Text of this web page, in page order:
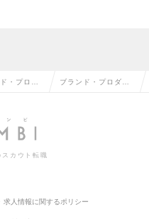
・プロダ ブランド・プロダク
カウト転職
求人情報に関するポリシー